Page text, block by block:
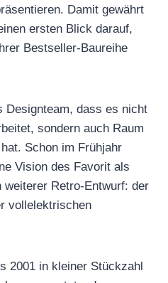
Damit gewährt
ersten Blick darauf,
Bestseller-Baureihe
Designteam, dass es nicht
sondern auch Raum
Schon im Frühjahr
Vision des Favorit als
weiterer Retro-Entwurf: der
vollelektrischen
2001 in kleiner Stückzahl